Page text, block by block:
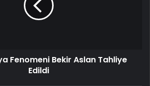
Fenomeni Bekir Aslan Tahliye
Edildi